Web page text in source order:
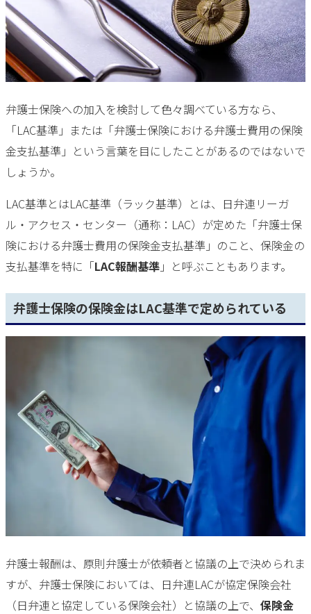
弁護士保険への加入を検討して色々調べている方なら、
「LAC基準」または「弁護士保険における弁護士費用の保険
金支払基準」という言葉を目にしたことがあるのではないで
しょうか。
LAC基準とはLAC基準（ラック基準）とは、日弁連リーガ
ル・アクセス・センター（通称：LAC）が定めた「弁護士保
険における弁護士費用の保険金支払基準」のこと、保険金の
支払基準を特に「LAC報酬基準 」と呼ぶこともあります。
弁護士保険の保険金はLAC基準で定められている
弁護士報酬は、原則弁護士が依頼者と協議の上で決められま
すが、弁護士保険においては、日弁連LACが協定保険会社
（日弁連と協定している保険会社）と協議の上で、 保険金